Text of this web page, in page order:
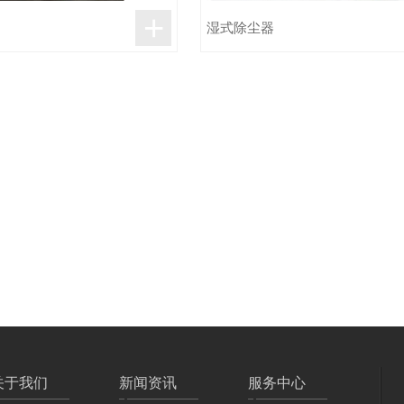
湿式除尘器
于我们 新闻资讯 服务中心